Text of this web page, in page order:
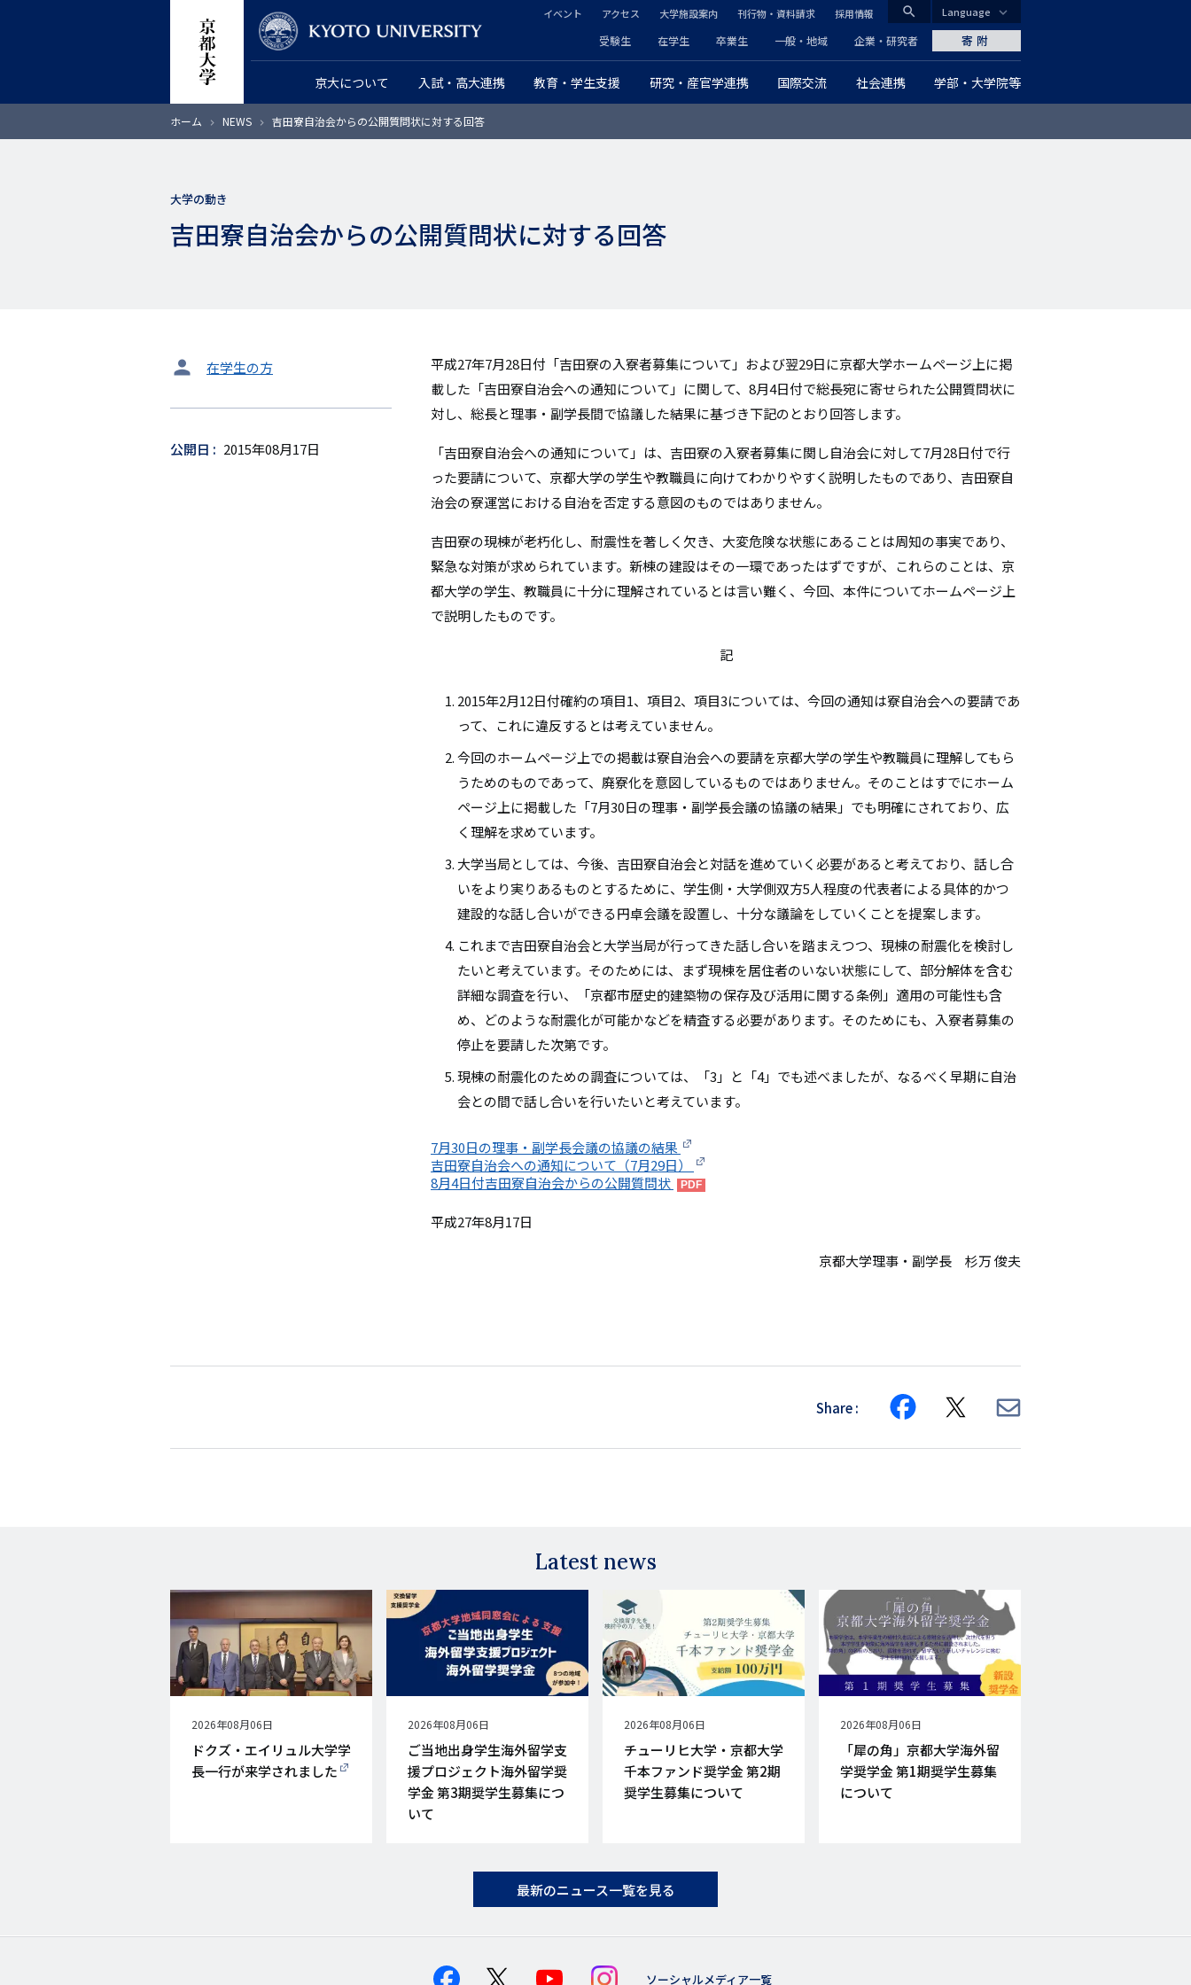
ン
CLOSE
search
グ
ロ
京大について 入試・高大連携 教育・学生支援 研究・産官学連携 国際交流 社会連携 学部・大学院等
ヘ
ッ
ダ
ラ
リ
ー
リ
ン
ク
受験生 在学生 卒業生 一般・地域 企業・研究者
ッ
ダ
ー
カ
ン
ー
リ
ク
イベント アクセス 大学施設案内 刊行物・資料請求 採用情報
寄附
Language
ホーム NEWS 吉田寮自治会からの公開質問状に対する回答
大学の動き
吉田寮自治会からの公開質問状に対する回答
タ
ッ
在学生の方
公開日 2015年08月17日
平成27年7月28日付「吉田寮の入寮者募集について」および翌29日に京都大学ホームページ上に掲
載した「吉田寮自治会への通知について」に関して、8月4日付で総長宛に寄せられた公開質問状に
対し、総長と理事・副学長間で協議した結果に基づき下記のとおり回答します。
「吉田寮自治会への通知について」は、吉田寮の入寮者募集に関し自治会に対して7月28日付で行
った要請について、京都大学の学生や教職員に向けてわかりやすく説明したものであり、吉田寮自
治会の寮運営における自治を否定する意図のものではありません。
吉田寮の現棟が老朽化し、耐震性を著しく欠き、大変危険な状態にあることは周知の事実であり、
緊急な対策が求められています。新棟の建設はその一環であったはずですが、これらのことは、京
都大学の学生、教職員に十分に理解されているとは言い難く、今回、本件についてホームページ上
で説明したものです。
記
2015年2月12日付確約の項目1、項目2、項目3については、今回の通知は寮自治会への要請であ
って、これに違反するとは考えていません。
今回のホームページ上での掲載は寮自治会への要請を京都大学の学生や教職員に理解してもら
うためのものであって、廃寮化を意図しているものではありません。そのことはすでにホーム
ページ上に掲載した「7月30日の理事・副学長会議の協議の結果」でも明確にされており、広
く理解を求めています。
大学当局としては、今後、吉田寮自治会と対話を進めていく必要があると考えており、話し合
いをより実りあるものとするために、学生側・大学側双方5人程度の代表者による具体的かつ
建設的な話し合いができる円卓会議を設置し、十分な議論をしていくことを提案します。
これまで吉田寮自治会と大学当局が行ってきた話し合いを踏まえつつ、現棟の耐震化を検討し
たいと考えています。そのためには、まず現棟を居住者のいない状態にして、部分解体を含む
詳細な調査を行い、「京都市歴史的建築物の保存及び活用に関する条例」適用の可能性も含
め、どのような耐震化が可能かなどを精査する必要があります。そのためにも、入寮者募集の
停止を要請した次第です。
現棟の耐震化のための調査については、「3」と「4」でも述べましたが、なるべく早期に自治
会との間で話し合いを行いたいと考えています。
7月30日の理事・副学長会議の協議の結果
吉田寮自治会への通知について（7月29日）
8月4日付吉田寮自治会からの公開質問状
平成27年8月17日
京都大学理事・副学長 杉万 俊夫
Share Share Share
Latest news
公
開
日
2026年08月06日
ドクズ・エイリュル大学学
長一行が来学されました
公
開
日
2026年08月06日
ご当地出身学生海外留学支
援プロジェクト海外留学奨
学金 第3期奨学生募集につ
いて
公
開
日
2026年08月06日
チューリヒ大学・京都大学
千本ファンド奨学金 第2期
奨学生募集について
公
開
日
2026年08月06日
「犀の角」京都大学海外留
学奨学金 第1期奨学生募集
について
最新のニュース一覧を見る
ソーシャルメディア一覧